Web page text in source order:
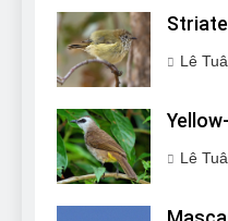
Lê
Lê